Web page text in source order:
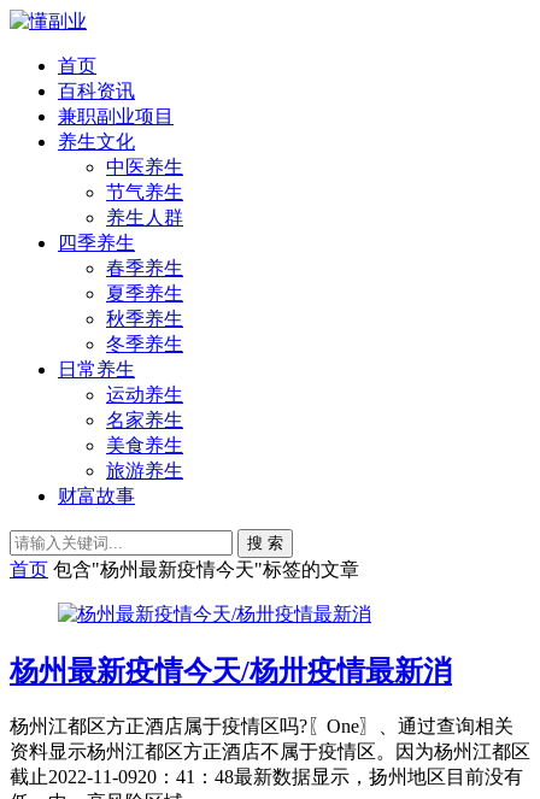
首页
百科资讯
兼职副业项目
养生文化
中医养生
节气养生
养生人群
四季养生
春季养生
夏季养生
秋季养生
冬季养生
日常养生
运动养生
名家养生
美食养生
旅游养生
财富故事
搜 索
首页 包含"杨州最新疫情今天"标签的文章
杨州最新疫情今天/杨卅疫情最新消
杨州江都区方正酒店属于疫情区吗?〖One〗、通过查询相关
资料显示杨州江都区方正酒店不属于疫情区。因为杨州江都区
截止2022-11-0920：41：48最新数据显示，扬州地区目前没有